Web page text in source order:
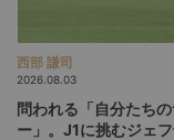
西部 謙司
2026.08.03
問われる「自分たち
ー」。J1に挑むジェ